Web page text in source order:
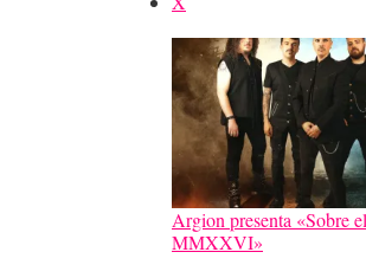
Argion presenta «Sobre
MMXXVI»